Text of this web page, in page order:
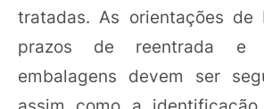
tratadas. As orientações de
prazos de reentrada e
embalagens devem ser